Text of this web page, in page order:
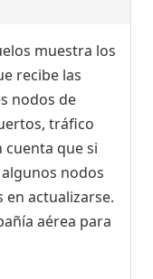
muestra los
recibe las
nodos de
tráfico
cuenta que si
nodos
actualizarse.
aérea para